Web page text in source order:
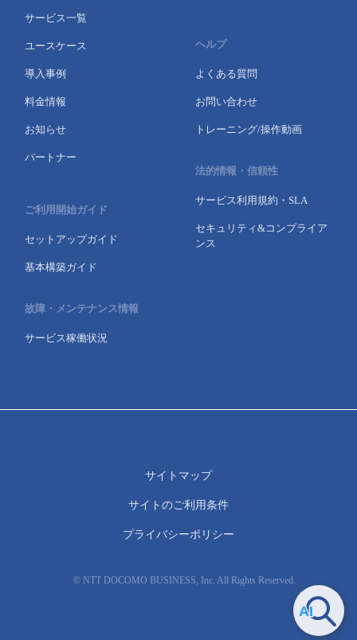
サービス一覧
ユースケース
導入事例
料金情報
お知らせ
パートナー
ご利用開始ガイド
セットアップガイド
基本構築ガイド
故障・メンテナンス情報
サービス稼働状況
ヘルプ
よくある質問
お問い合わせ
トレーニング/操作動画
法的情報・信頼性
サービス利用規約・SLA
セキュリティ&コンプライア
ンス
© NTT DOCOMO BUSINESS, Inc. All Rights Reserved.
サイトマップ
サイトのご利用条件
プライバシーポリシー